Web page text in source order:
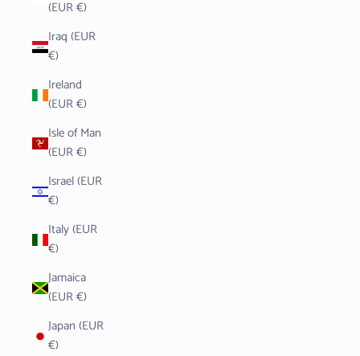
(EUR €)
Iraq (EUR
€)
Ireland
(EUR €)
Isle of Man
(EUR €)
Israel (EUR
€)
Italy (EUR
€)
Jamaica
(EUR €)
Japan (EUR
€)